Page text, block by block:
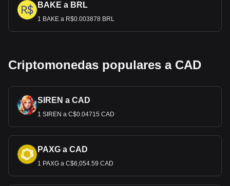
BAKE a BRL
1 BAKE a R$0.003878 BRL
Criptomonedas populares a CAD
SIREN a CAD
1 SIREN a C$0.04715 CAD
PAXG a CAD
1 PAXG a C$6,054.59 CAD